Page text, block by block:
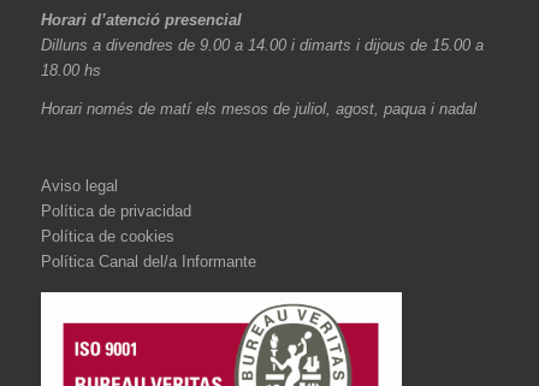
Horari d’atenció presencial
Dilluns a divendres de 9.00 a 14.00 i dimarts i dijous de 15.00 a
18.00 hs
Horari només de matí els mesos de juliol, agost, paqua i nadal
Aviso legal
Política de privacidad
Política de cookies
Política Canal del/a Informante